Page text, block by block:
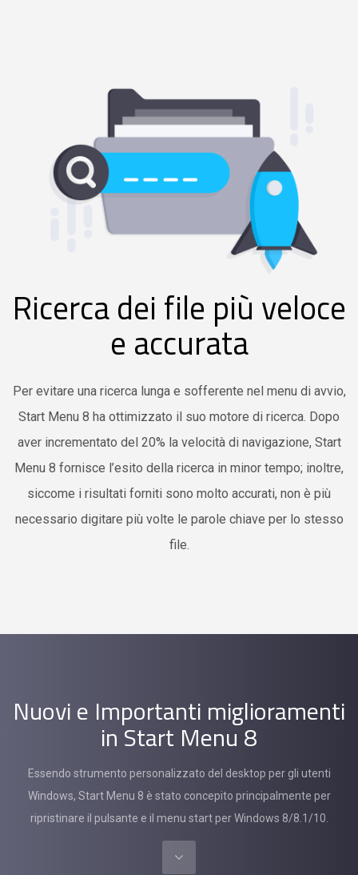
Ricerca dei file più veloce
e accurata
Per evitare una ricerca lunga e sofferente nel menu di avvio,
Start Menu 8 ha ottimizzato il suo motore di ricerca. Dopo
aver incrementato del 20% la velocità di navigazione, Start
Menu 8 fornisce l’esito della ricerca in minor tempo; inoltre,
siccome i risultati forniti sono molto accurati, non è più
necessario digitare più volte le parole chiave per lo stesso
file.
Nuovi e Importanti miglioramenti
in Start Menu 8
Essendo strumento personalizzato del desktop per gli utenti
Windows, Start Menu 8 è stato concepito principalmente per
ripristinare il pulsante e il menu start per Windows 8/8.1/10.